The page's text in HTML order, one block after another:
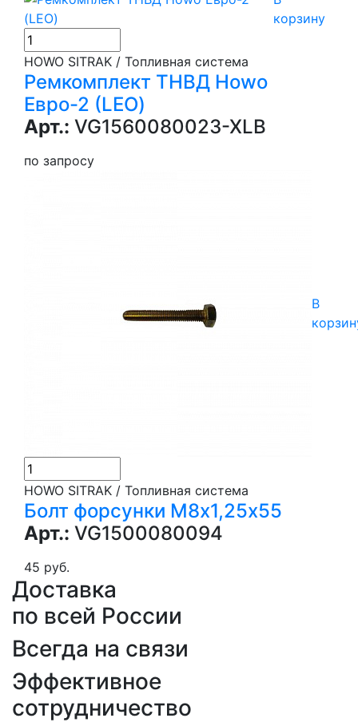
корзину
HOWO SITRAK / Топливная система
Ремкомплект ТНВД Howo
Евро-2 (LEO)
Арт.: VG1560080023-XLB
по запросу
В
HOWO SITRAK / Топливная система
Болт форсунки М8х1,25х55
Арт.: VG1500080094
45 руб.
Доставка
по всей России
Всегда на связи
Эффективное
сотрудничество